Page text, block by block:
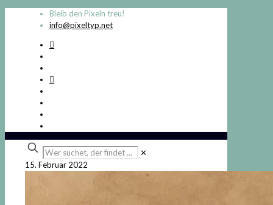
Bleib den Pixeln treu!
info@pixeltyp.net
Wer
suchet,
der
✕
15. Februar 2022